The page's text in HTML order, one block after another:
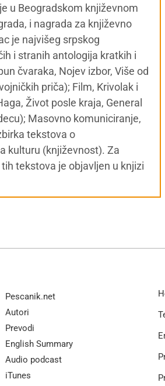
u Beogradskom književnom
i nagrada za književno
je najvišeg srpskog
i stranih antologija kratkih i
čvaraka, Nojev izbor, Više od
priča); Film, Krivolak i
Život posle kraja, General
Masovno komuniciranje,
tekstova o
kulturu (književnost). Za
tekstova je objavljen u knjizi
Pescanik.net
Autori
Prevodi
English Summary
Audio podcast
iTunes